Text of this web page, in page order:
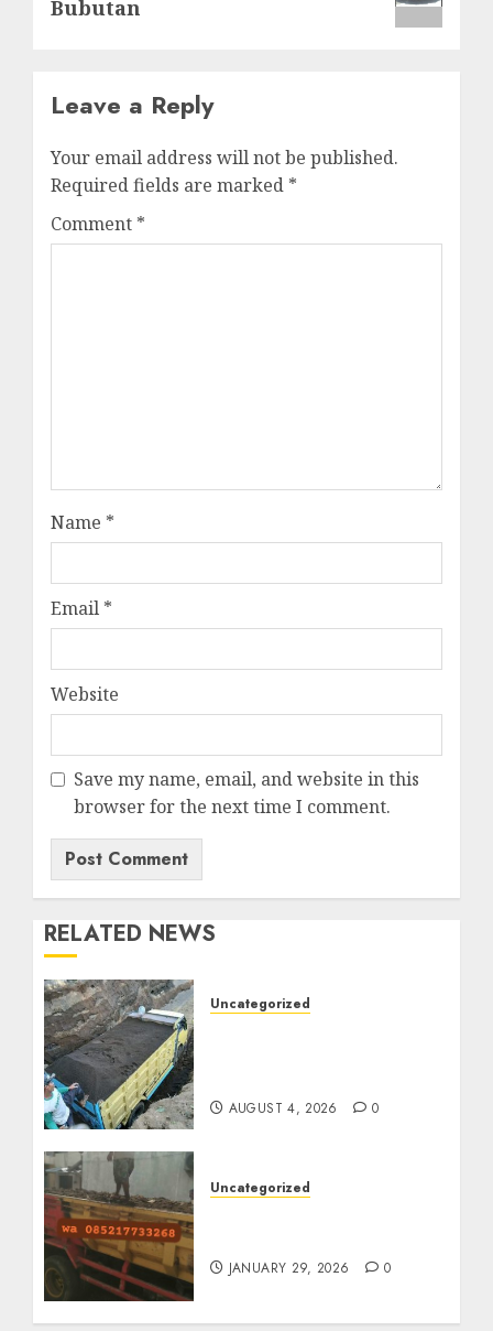
Bubutan
Leave a Reply
Your email address will not be published.
Required fields are marked *
Comment *
Name *
Email *
Website
Save my name, email, and website in this
browser for the next time I comment.
RELATED NEWS
Uncategorized
AUGUST 4, 2026 0
Uncategorized
JANUARY 29, 2026 0